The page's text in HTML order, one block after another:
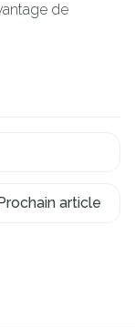
de
article